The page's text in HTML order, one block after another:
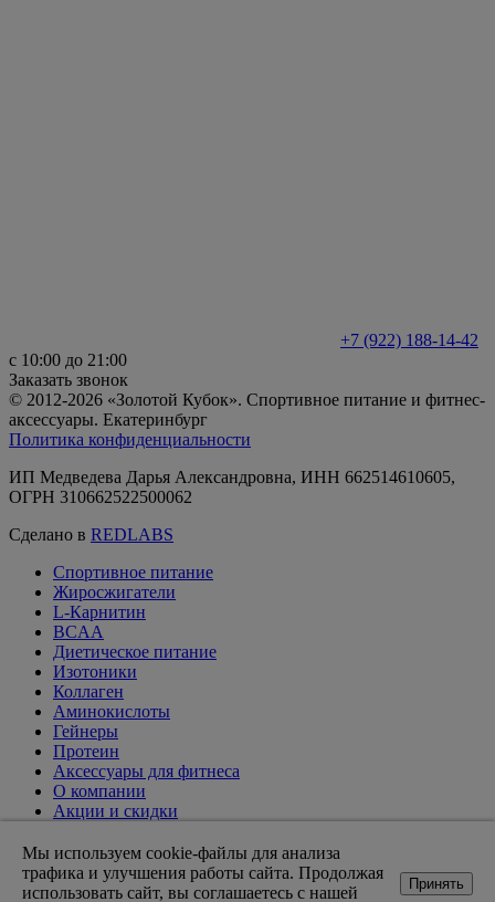
+7 (922) 188-14-42
с 10:00 до 21:00
Заказать звонок
© 2012-2026 «Золотой Кубок». Спортивное питание и фитнес-
аксессуары. Екатеринбург
Политика конфиденциальности
ИП Медведева Дарья Александровна, ИНН 662514610605,
ОГРН 310662522500062
Сделано в REDLABS
Спортивное питание
Жиросжигатели
L-Карнитин
BCAA
Диетическое питание
Изотоники
Коллаген
Аминокислоты
Гейнеры
Протеин
Аксессуары для фитнеса
О компании
Акции и скидки
Доставка и оплата
Оптовикам
Статьи
Мы используем cookie-файлы для анализа
трафика и улучшения работы сайта. Продолжая
использовать сайт, вы соглашаетесь с нашей
Принять